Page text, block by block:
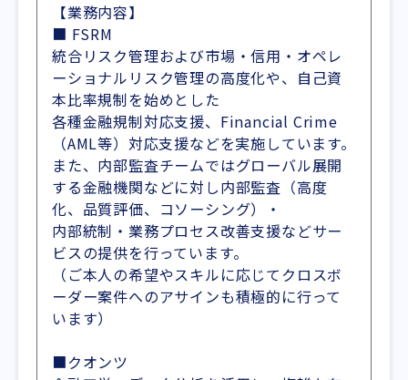
【業務内容】
■ FSRM
統合リスク管理および市場・信用・オペレ
ーショナルリスク管理の高度化や、自己資
本比率規制を始めとした
各種金融規制対応支援、Financial Crime
（AML等）対応支援などを実施しています。
また、内部監査チームではグローバル展開
する金融機関などに対し内部監査（高度
化、品質評価、コソーシング）・
内部統制・業務プロセス改善支援などサー
ビスの提供を行っています。
（ご本人の希望やスキルに応じてクロスボ
ーダー案件へのアサインも積極的に行って
います）
■クオンツ